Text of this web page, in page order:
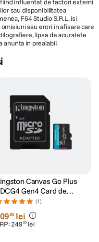
influentat de factori externi
sau disponibilitatea
F64 Studio S.R.L. isi
sau erori in afisare care
lipsa de acuratete
anunta in prealabil.
Canvas Go Plus
Gen4 Card de
microSDXC 128GB
200MB/s U3 V30 cu Adaptor
(1)
90 lei
249 90 lei